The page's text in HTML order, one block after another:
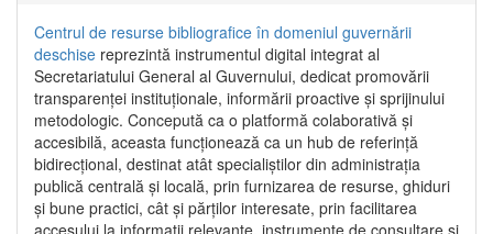
Centrul de resurse bibliografice în domeniul guvernării
deschise reprezintă instrumentul digital integrat al
Secretariatului General al Guvernului, dedicat promovării
transparenței instituționale, informării proactive și sprijinului
metodologic. Concepută ca o platformă colaborativă și
accesibilă, aceasta funcționează ca un hub de referință
bidirecțional, destinat atât specialiștilor din administrația
publică centrală și locală, prin furnizarea de resurse, ghiduri
și bune practici, cât și părților interesate, prin facilitarea
accesului la informații relevante, instrumente de consultare și